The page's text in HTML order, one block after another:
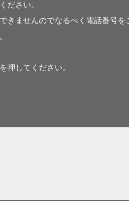
ださい。
きませんのでなるべく電話番号を
押してください。